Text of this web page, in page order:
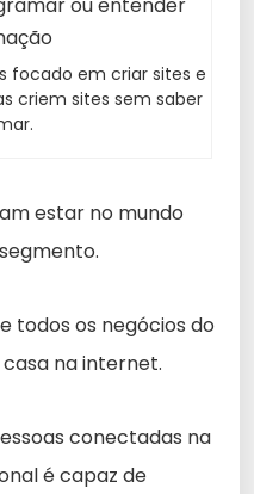
focado em criar sites e
criem sites sem saber
estar no mundo
todos os negócios do
na internet.
conectadas na
é capaz de